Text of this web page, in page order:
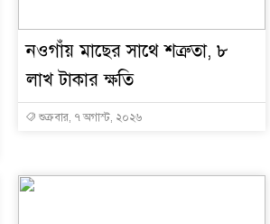
নওগাঁয় মাছের সাথে শত্রুতা, ৮
লাখ টাকার ক্ষতি
শুক্রবার, ৭ অগাস্ট, ২০২৬